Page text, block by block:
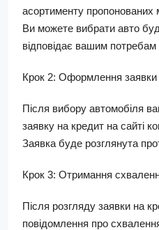
асортименту пропонованих
Ви можете вибрати авто
відповідає вашим потребам
Крок 2: Оформлення заявки
Після вибору автомобіля
заявку на кредит на сайті
Заявка буде розглянута
Крок 3: Отримання
Після розгляду заявки на
повідомлення про